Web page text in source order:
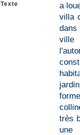
Texte
a
villa
ville
très
une